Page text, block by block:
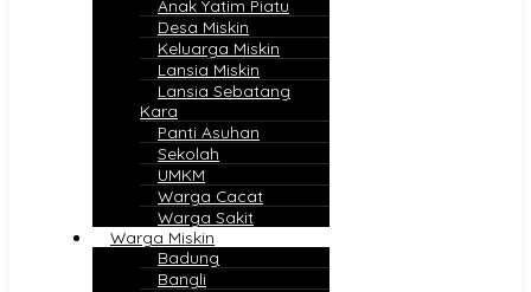
Anak Yatim Piatu
Desa Miskin
Keluarga Miskin
Lansia Miskin
Lansia Sebatang
Kara
Panti Asuhan
Sekolah
UMKM
Warga Cacat
Warga Sakit
Warga Miskin
Badung
Bangli